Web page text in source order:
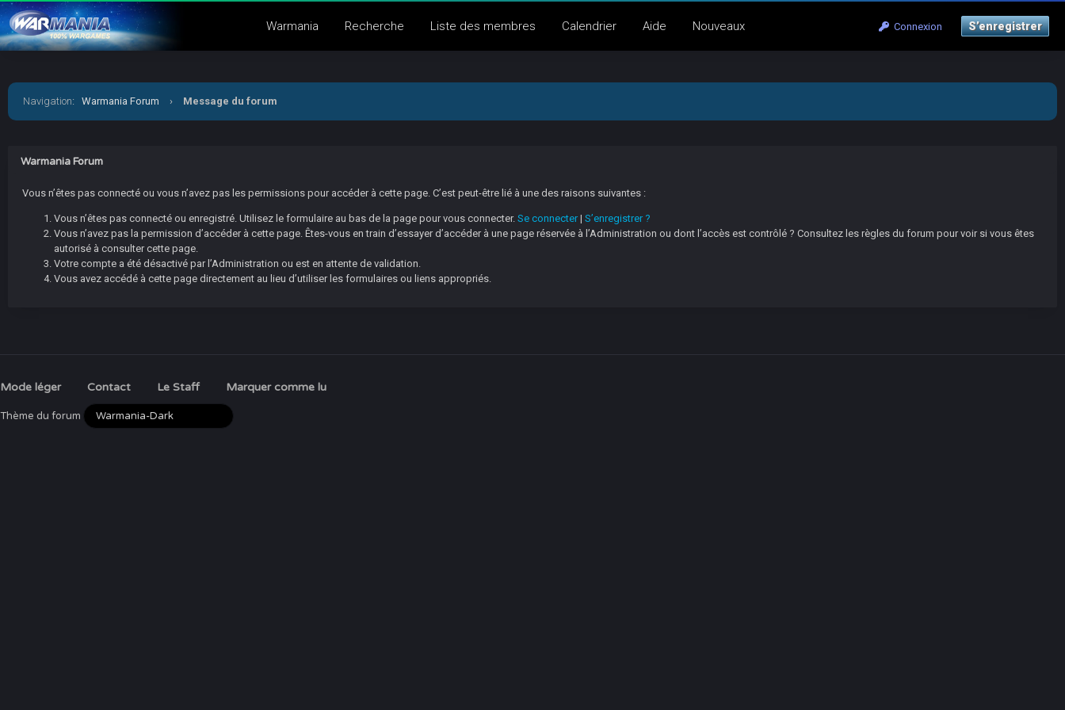
Connexion S’enregistrer
Warmania Recherche Liste des membres Calendrier Aide Nouveaux
Navigation: Warmania Forum › Message du forum
Warmania Forum
Vous n’êtes pas connecté ou vous n’avez pas les permissions pour accéder à cette page. C’est peut-être lié à une des raisons suivantes :
Vous n’êtes pas connecté ou enregistré. Utilisez le formulaire au bas de la page pour vous connecter. Se connecter| S’enregistrer ?
Vous n’avez pas la permission d’accéder à cette page. Êtes-vous en train d’essayer d’accéder à une page réservée à l’Administration ou dont l’accès est contrôlé ? Consultez les règles du forum pour voir si vous êtes
autorisé à consulter cette page.
Votre compte a été désactivé par l’Administration ou est en attente de validation.
Vous avez accédé à cette page directement au lieu d’utiliser les formulaires ou liens appropriés.
Mode léger Contact Le Staff Marquer comme lu
Thème du forum